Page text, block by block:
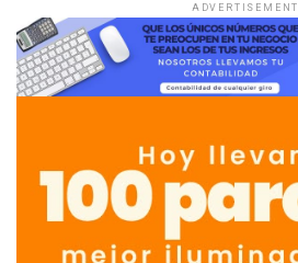
ADVERTISEMENT